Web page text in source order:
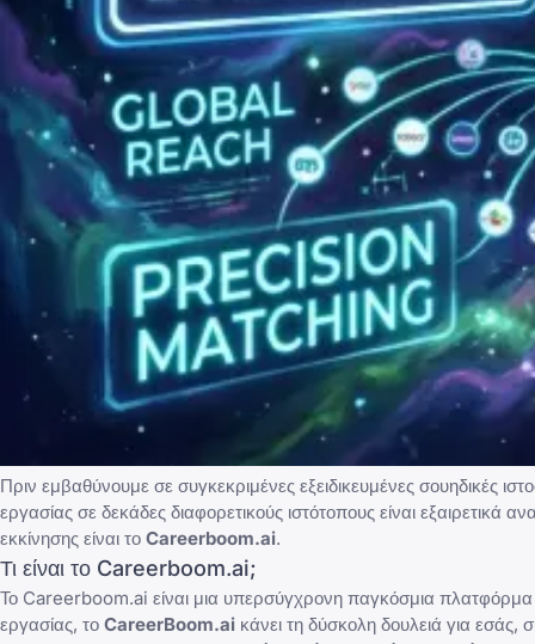
Πριν εμβαθύνουμε σε συγκεκριμένες εξειδικευμένες σουηδικές
εργασίας σε δεκάδες διαφορετικούς ιστότοπους είναι
εκκίνησης είναι το Careerboom.ai.
Τι είναι το Careerboom.ai;
Το Careerboom.ai είναι μια υπερσύγχρονη παγκόσμια πλατφόρμα
εργασίας, το CareerBoom.ai κάνει τη δύσκολη δουλειά για